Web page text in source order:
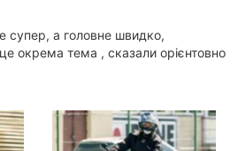
супер, а головне швидко,
окрема тема , сказали орієнтовно